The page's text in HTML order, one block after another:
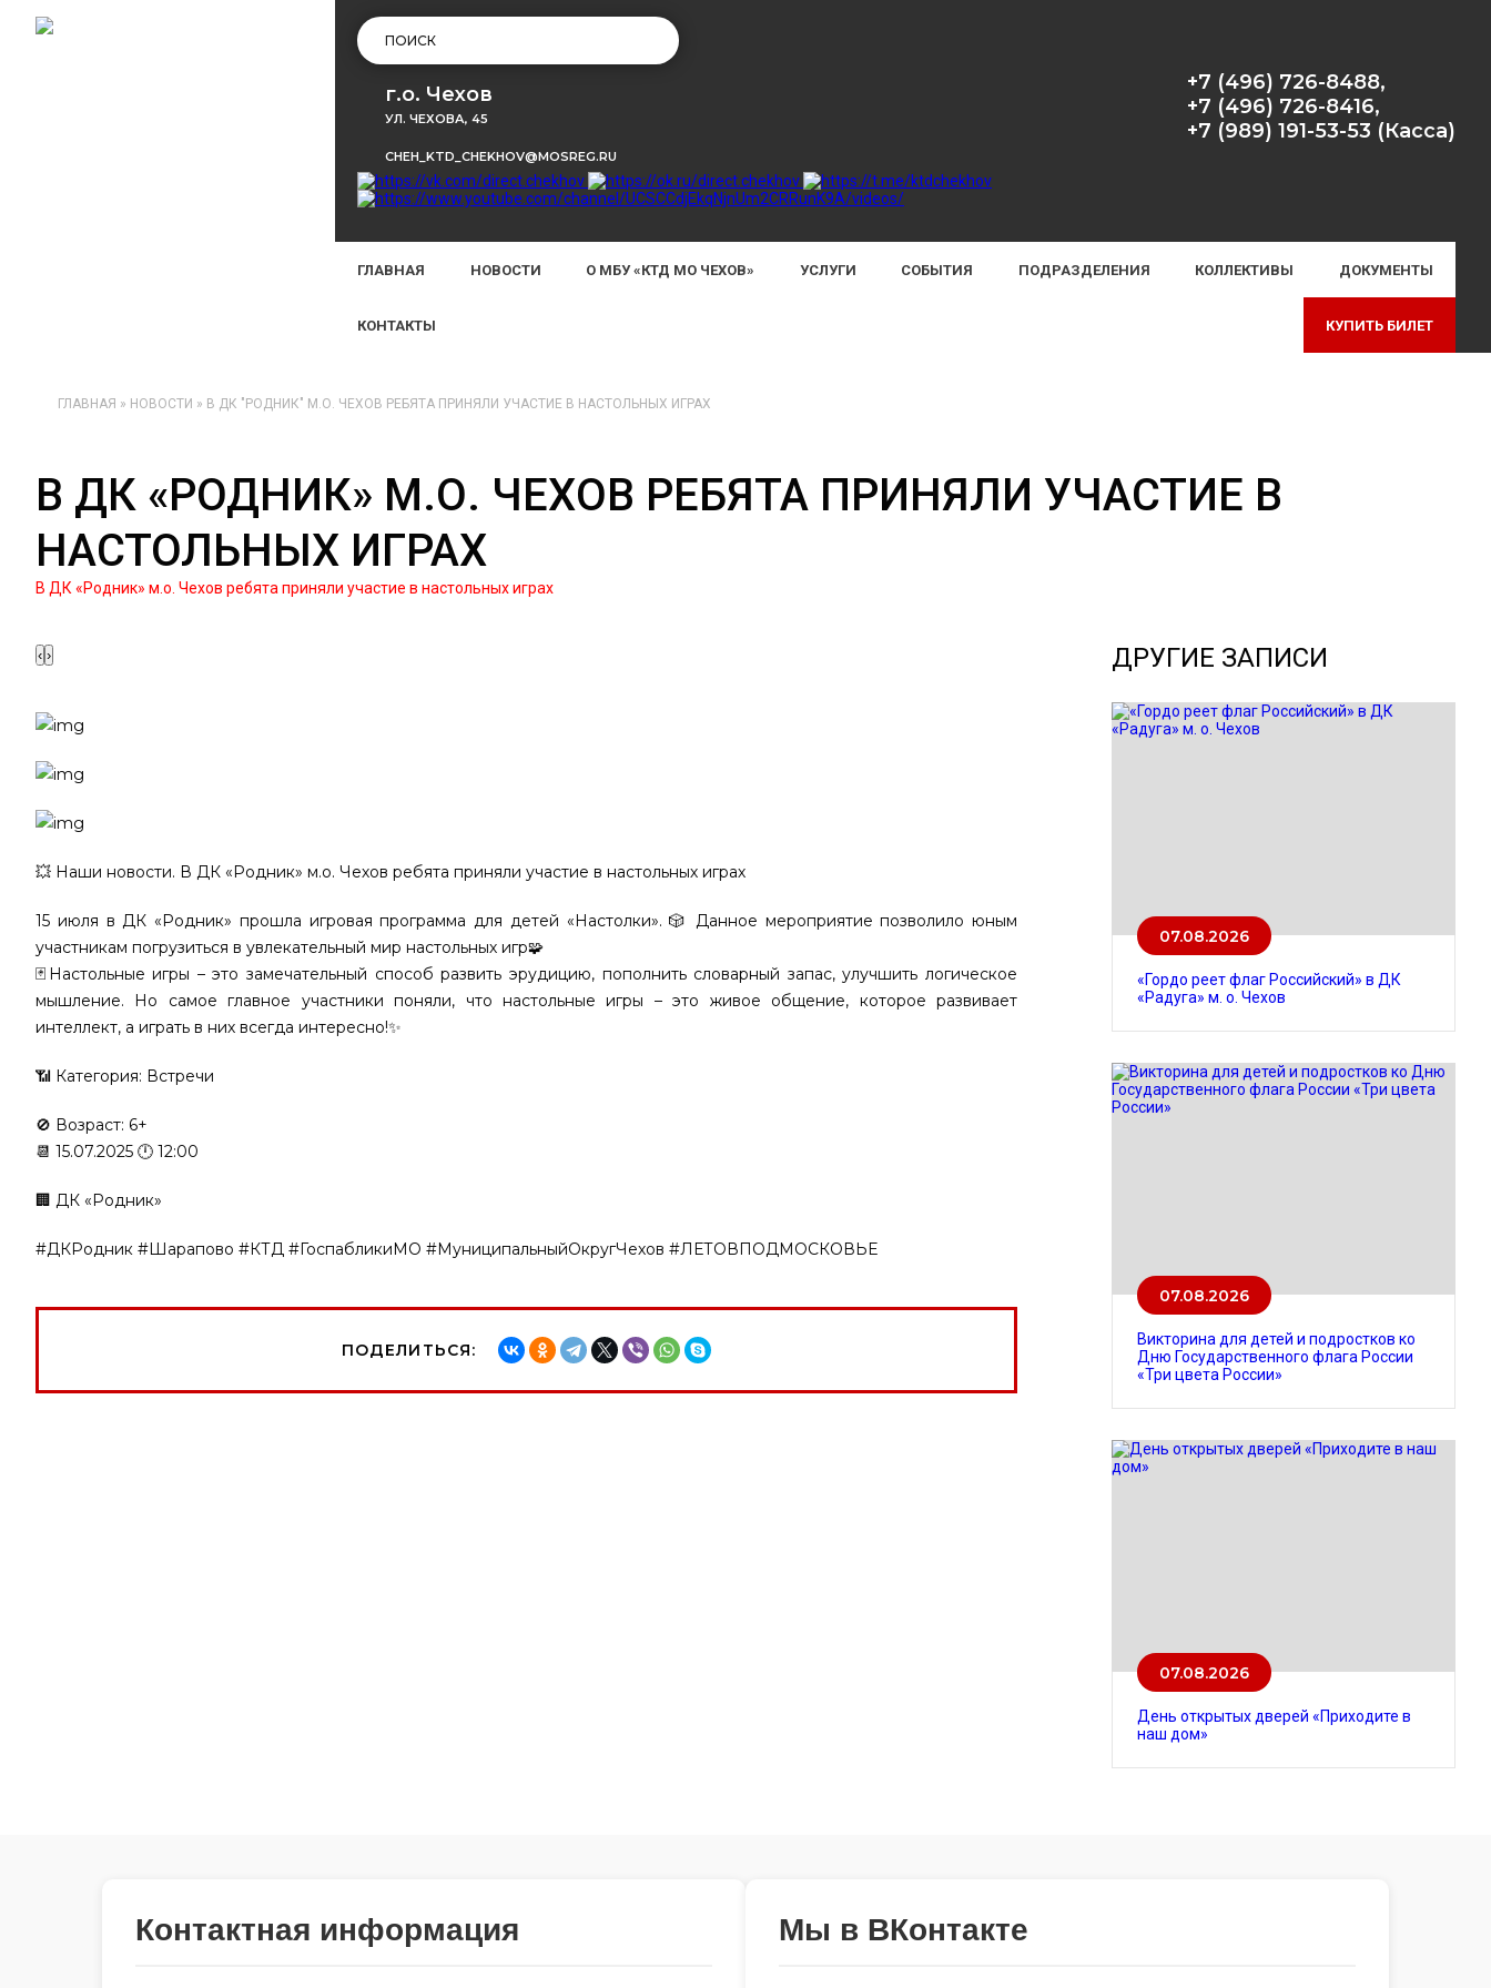
г.о. Чехов
УЛ. ЧЕХОВА, 45
+7 (496) 726-8488,
+7 (496) 726-8416,
+7 (989) 191-53-53 (Касса)
CHEH_KTD_CHEKHOV@MOSREG.RU
ГЛАВНАЯ НОВОСТИ О МБУ «КТД МО ЧЕХОВ» УСЛУГИ СОБЫТИЯ ПОДРАЗДЕЛЕНИЯ КОЛЛЕКТИВЫ ДОКУМЕНТЫ
КОНТАКТЫ КУПИТЬ БИЛЕТ
ГЛАВНАЯ » НОВОСТИ » В ДК "РОДНИК" М.О. ЧЕХОВ РЕБЯТА ПРИНЯЛИ УЧАСТИЕ В НАСТОЛЬНЫХ ИГРАХ
В ДК «РОДНИК» М.О. ЧЕХОВ РЕБЯТА ПРИНЯЛИ УЧАСТИЕ В
НАСТОЛЬНЫХ ИГРАХ
В ДК «Родник» м.о. Чехов ребята приняли участие в настольных играх
‹ ›
💥 Наши новости. В ДК «Родник» м.о. Чехов ребята приняли участие в настольных играх
15 июля в ДК «Родник» прошла игровая программа для детей «Настолки». 🎲 Данное мероприятие позволило юным
участникам погрузиться в увлекательный мир настольных игр🧩
🃏Настольные игры – это замечательный способ развить эрудицию, пополнить словарный запас, улучшить логическое
мышление. Но самое главное участники поняли, что настольные игры – это живое общение, которое развивает
интеллект, а играть в них всегда интересно!✨
📶 Категория: Встречи
🚫 Возраст: 6+
📆 15.07.2025 🕛 12:00
🏢 ДК «Родник»
#ДКРодник #Шарапово #КТД #ГоспабликиМО #МуниципальныйОкругЧехов #ЛЕТОВПОДМОСКОВЬЕ
ПОДЕЛИТЬСЯ:
ДРУГИЕ ЗАПИСИ
07.08.2026
«Гордо реет флаг Российский» в ДК
«Радуга» м. о. Чехов
07.08.2026
Викторина для детей и подростков ко
Дню Государственного флага России
«Три цвета России»
07.08.2026
День открытых дверей «Приходите в
наш дом»
Контактная информация Мы в ВКонтакте